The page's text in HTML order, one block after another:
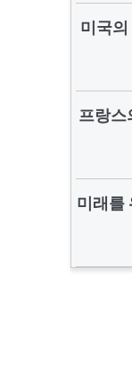
미국의
프랑스
미래를